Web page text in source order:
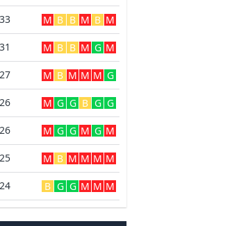
33 M B B M B M
31 M B B M G M
27 M B M M M G
26 M G G B G G
26 M G G M G M
25 M B M M M M
24 B G G M M M